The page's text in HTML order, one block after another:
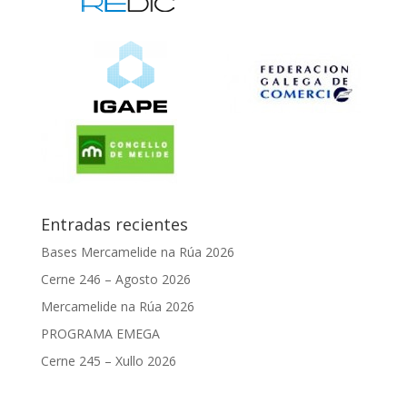
Entradas recientes
Bases Mercamelide na Rúa 2026
Cerne 246 – Agosto 2026
Mercamelide na Rúa 2026
PROGRAMA EMEGA
Cerne 245 – Xullo 2026